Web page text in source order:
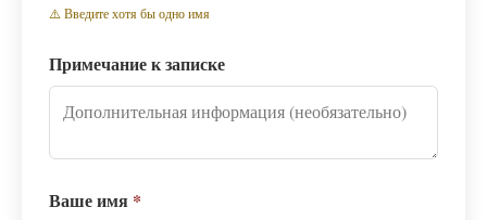
⚠️ Введите хотя бы одно имя
Примечание к записке
Ваше имя *